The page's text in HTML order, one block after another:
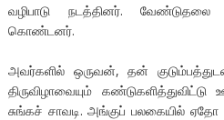
வழிபாடு நடத்தினர். வேண்டுதலை
கொண்டனர்.
அவர்களில் ஒருவன், தன்
திருவிழாவையும்
சுங்கச் சாவடி. அங்குப் பலகையில் ஏதோ